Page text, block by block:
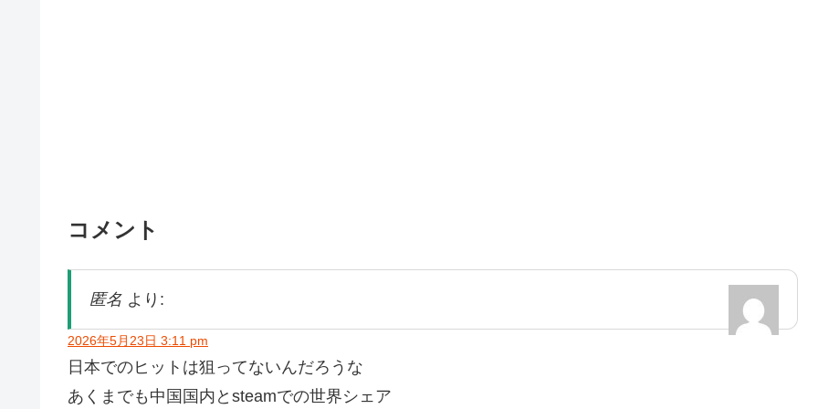
コメント
匿名 より:
2026年5月23日 3:11 pm
日本でのヒットは狙ってないんだろうな
あくまでも中国国内とsteamでの世界シェア